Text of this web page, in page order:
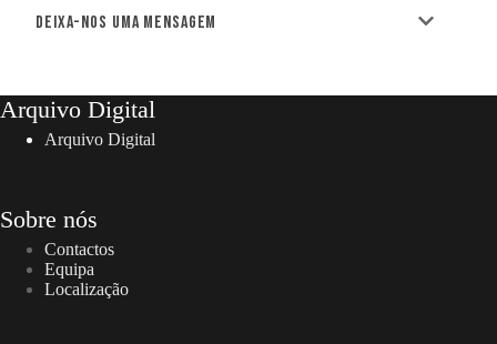
Deixa-nos uma mensagem
Arquivo Digital
Arquivo Digital
Sobre nós
Contactos
Equipa
Localização